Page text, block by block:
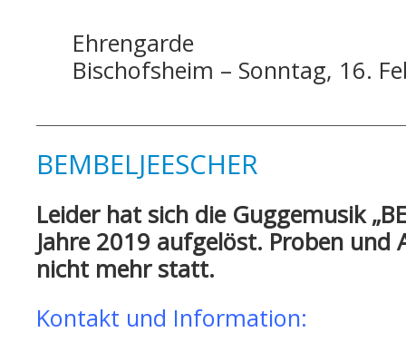
Präsident
Heinz
begrüßt
die
Gäste
Haus
Ehrengarde
Bischofsheim – Sonntag, 16.
BEMBELJEESCHER
Leider hat sich die Guggemusik
Jahre 2019 aufgelöst. Proben und
nicht mehr statt.
Kontakt und Information: